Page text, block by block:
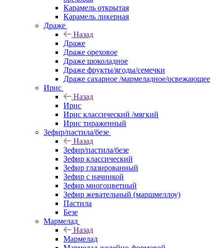
Карамель открытая
Карамель ликерная
Драже
Назад
Драже
Драже ореховое
Драже шоколадное
Драже фрукты/ягоды/семечки
Драже сахарное /мармеладное/освежающее
Ирис
Назад
Ирис
Ирис классический /мягкий
Ирис тираженный
Зефир/пастила/безе
Назад
Зефир/пастила/безе
Зефир классический
Зефир глазированный
Зефир с начинкой
Зефир многоцветный
Зефир жевательный (маршмеллоу)
Пастила
Безе
Мармелад
Назад
Мармелад